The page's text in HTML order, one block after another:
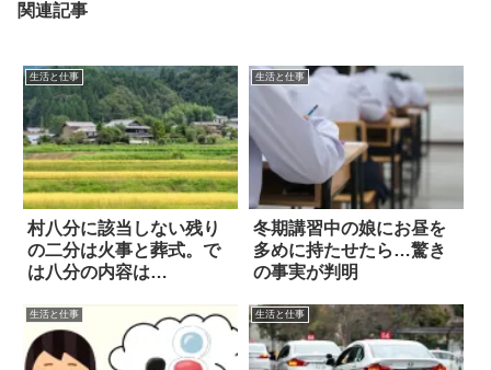
関連記事
生活と仕事
村八分に該当しない残り
の二分は火事と葬式。で
は八分の内容は…
生活と仕事
冬期講習中の娘にお昼を
多めに持たせたら…驚き
の事実が判明
生活と仕事 生活と仕事